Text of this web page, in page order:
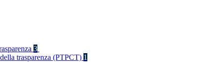
3
trasparenza (PTPCT) 1